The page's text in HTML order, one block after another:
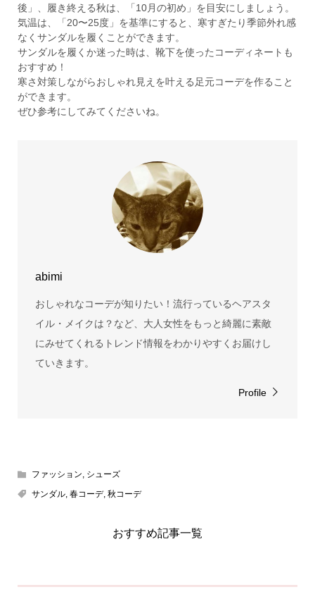
後」、履き終える秋は、「10月の初め」を目安にしましょう。
気温は、「20〜25度」を基準にすると、寒すぎたり季節外れ感
なくサンダルを履くことができます。
サンダルを履くか迷った時は、靴下を使ったコーディネートも
おすすめ！
寒さ対策しながらおしゃれ見えを叶える足元コーデを作ること
ができます。
ぜひ参考にしてみてくださいね。
abimi
おしゃれなコーデが知りたい！流行っているヘアスタ
イル・メイクは？など、大人女性をもっと綺麗に素敵
にみせてくれるトレンド情報をわかりやすくお届けし
ていきます。
Profile
ファッション, シューズ
サンダル, 春コーデ, 秋コーデ
おすすめ記事一覧